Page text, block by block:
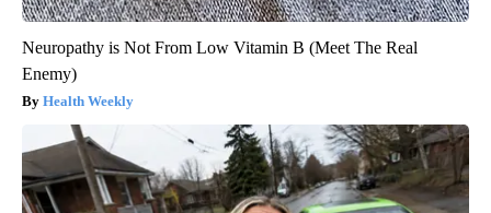
Neuropathy is Not From Low Vitamin B (Meet The Real
Enemy)
Health Weekly